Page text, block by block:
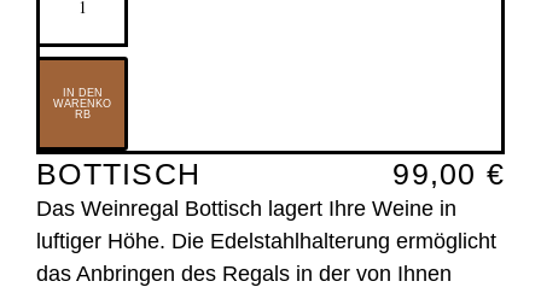
Menge
IN DEN
WARENKO
RB
BOTTISCH 99,00 €
Das Weinregal Bottisch lagert Ihre Weine in
luftiger Höhe. Die Edelstahlhalterung ermöglicht
das Anbringen des Regals in der von Ihnen